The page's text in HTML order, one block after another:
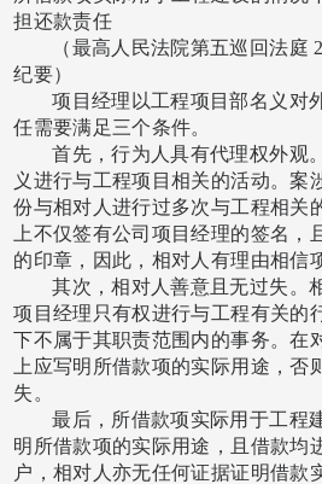
担还款责任
（最高人民法院第五巡回法庭
纪要）
项目经理以工程项目部名义对
任需要满足三个条件。
首先，行为人具有代理权外观
义进行与工程项目相关的活动。案
份与相对人进行过多次与工程相关
上不仅签有公司项目经理的签名，
的印章，因此，相对人有理由相信
其次，相对人善意且无过失。
项目经理只有权进行与工程有关的
下不属于其职责范围内的事务。在
上应写明所借款项的实际用途，否
失。
最后，所借款项实际用于工程
明所借款项的实际用途，且借款均
户，相对人亦无任何证据证明借款